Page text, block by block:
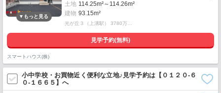
土地 114.25m²～114.26m²
建物 93.15m²
光が丘３（上溝駅） 3780万…
見学予約(無料)
スマートハウス(株)
小中学校・お買物近く便利な立地♪見学予約は【０１２０-６
０-１６６５】へ